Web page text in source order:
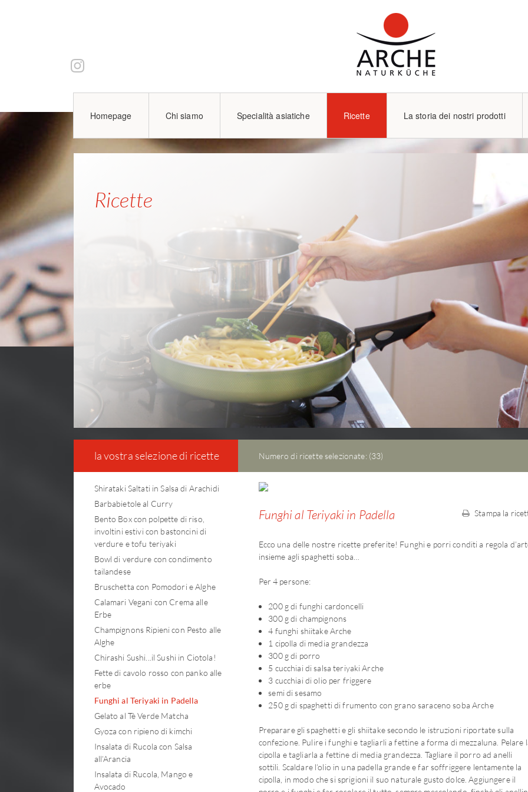
Homepage Chi siamo Specialità asiatiche Ricette La storia dei nostri prodotti
Ricette
Utensili da cucina
Grattugia per
Lo zenzero è una spezia
Agli utensili da cucina
la vostra selezione di ricette
Shirataki Saltati in Salsa di Arachidi
Barbabietole al Curry
Bento Box con polpette di riso,
involtini estivi con bastoncini di
verdure e tofu teriyaki
Bowl di verdure con condimento
tailandese
Bruschetta con Pomodori e Alghe
Calamari Vegani con Crema alle
Erbe
Champignons Ripieni con Pesto alle
Alghe
Chirashi Sushi...il Sushi in Ciotola!
Fette di cavolo rosso con panko alle
erbe
Funghi al Teriyaki in Padella
Gelato al Tè Verde Matcha
Gyoza con ripieno di kimchi
Insalata di Rucola con Salsa
all’Arancia
Insalata di Rucola, Mango e
Avocado
Numero di ricette selezionate: (33)
Stampa la
Funghi al Teriyaki in Padella
Ecco una delle nostre ricette preferite! Funghi e porri conditi a regola
insieme agli spaghetti soba…
Per 4 persone:
200 g di funghi cardoncelli
300 g di champignons
4 funghi shiitake Arche
1 cipolla di media grandezza
300 g di porro
5 cucchiai di salsa teriyaki Arche
3 cucchiai di olio per friggere
semi di sesamo
250 g di spaghetti di frumento con grano saraceno soba Arche
Preparare gli spaghetti e gli shiitake secondo le istruzioni riportate sulla
confezione. Pulire i funghi e tagliarli a fettine a forma di mezzaluna. Pelare
cipolla e tagliarla a fettine di media grandezza. Tagliare il porro ad anelli
sottili. Scaldare l’olio in una padella grande e far soffriggere lentamente la
cipolla, in modo che si sprigioni il suo naturale gusto dolce. Aggiungere il